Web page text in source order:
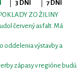
3 DNI
7 DNÍ
ZO ŽILINY
červený asfalt. Má
oddelenia výstavby a
zápasy v regióne budú